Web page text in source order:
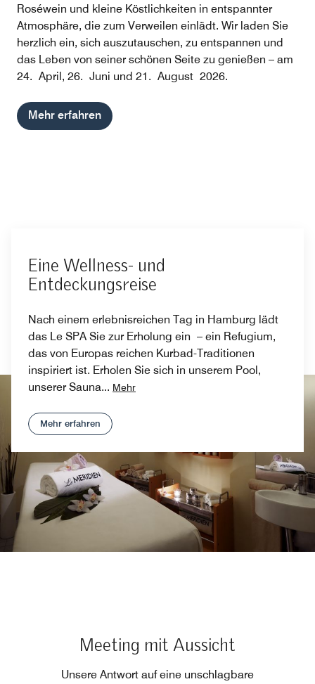
Roséwein und kleine Köstlichkeiten in entspannter
Atmosphäre, die zum Verweilen einlädt. Wir laden Sie
herzlich ein, sich auszutauschen, zu entspannen und
das Leben von seiner schönen Seite zu genießen – am
24. April, 26. Juni und 21. August 2026.
Mehr erfahren
Eine Wellness- und
Entdeckungsreise
Nach einem erlebnisreichen Tag in Hamburg lädt
das Le SPA Sie zur Erholung ein – ein Refugium,
das von Europas reichen Kurbad-Traditionen
inspiriert ist. Erholen Sie sich in unserem Pool,
unserer Sauna... Mehr
Mehr erfahren
Meeting mit Aussicht
Unsere Antwort auf eine unschlagbare